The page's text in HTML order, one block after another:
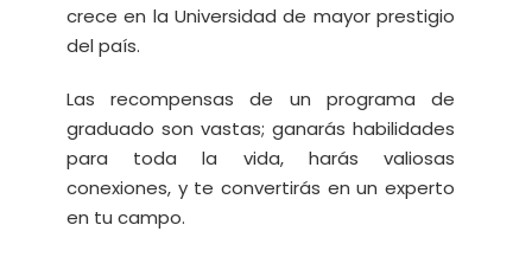
crece en la Universidad de mayor prestigio
del país.
Las recompensas de un programa de
graduado son vastas; ganarás habilidades
para toda la vida, harás valiosas
conexiones, y te convertirás en un experto
en tu campo.